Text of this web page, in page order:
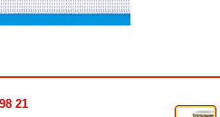
21